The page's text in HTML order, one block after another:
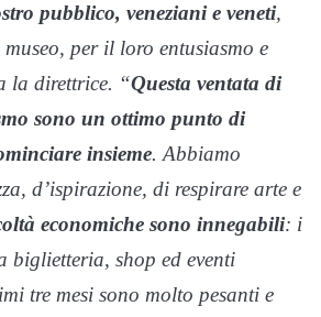
pubblico, veneziani e veneti,
per il loro entusiasmo e
la direttrice. “Questa ventata di
sono un ottimo punto di
insieme. Abbiamo
d’ispirazione, di respirare arte e
economiche sono innegabili: i
biglietteria, shop ed eventi
tre mesi sono molto pesanti e